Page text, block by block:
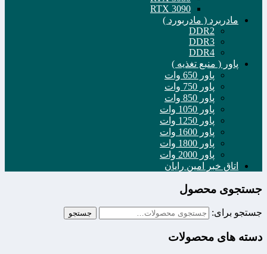
RTX 3090
مادربرد ( مادربورد )
DDR2
DDR3
DDR4
پاور ( منبع تغذیه )
پاور 650 وات
پاور 750 وات
پاور 850 وات
پاور 1050 وات
پاور 1250 وات
پاور 1600 وات
پاور 1800 وات
پاور 2000 وات
اتاق خبر امین رایان
جستجوی محصول
جستجو برای: جستجو
دسته های محصولات